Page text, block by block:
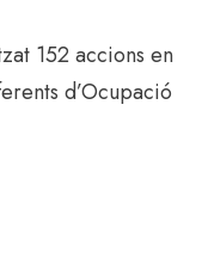
152 accions en
d’Ocupació